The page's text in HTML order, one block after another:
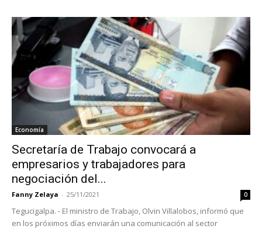
Economía
Secretaría de Trabajo convocará a
empresarios y trabajadores para
negociación del...
Fanny Zelaya - 25/11/2021 0
Tegucigalpa. - El ministro de Trabajo, Olvin Villalobos, informó que
en los próximos días enviarán una comunicación al sector